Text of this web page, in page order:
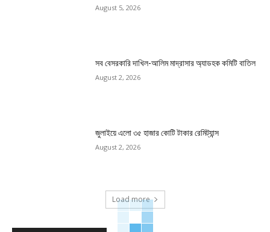
August 5, 2026
সব বেসরকারি দাখিল-আলিম মাদ্রাসার অ্যাডহক কমিটি বাতিল
August 2, 2026
জুলাইয়ে এলো ৩৫ হাজার কোটি টাকার রেমিট্যান্স
August 2, 2026
Load more